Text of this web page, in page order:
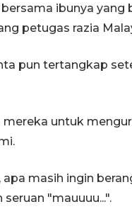
ibunya
petugas razia
pun tertangkap
untuk
masih ingin
"mauuuu...".